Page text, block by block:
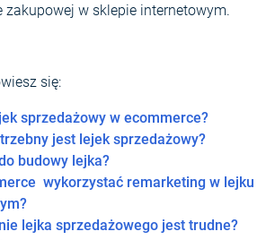
zakupowej w sklepie internetowym.
się:
sprzedażowy w ecommerce?
jest lejek sprzedażowy?
budowy lejka?
wykorzystać remarketing w lejku
lejka sprzedażowego jest trudne?